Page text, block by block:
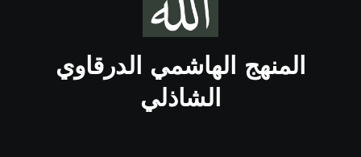
المنهج الهاشمي الدرقاوي
الشاذلي